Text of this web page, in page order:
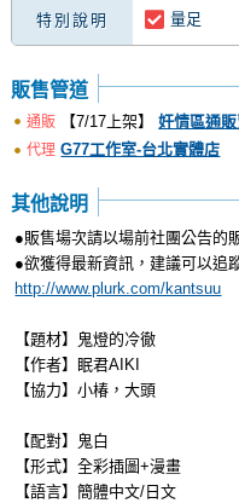
特別說明 量足
販售管道
通販 【7/17上架】 奸情區通
代理 G77工作室-台北實體店
其他說明
●販售場次請以場前社團公告的
●欲獲得最新資訊，建議可以追
http://www.plurk.com/kantsuu
【題材】鬼燈的冷徹
【作者】眠君AIKI
【協力】小椿，大頭
【配對】鬼白
【形式】全彩插圖+漫畫
【語言】簡體中文/日文